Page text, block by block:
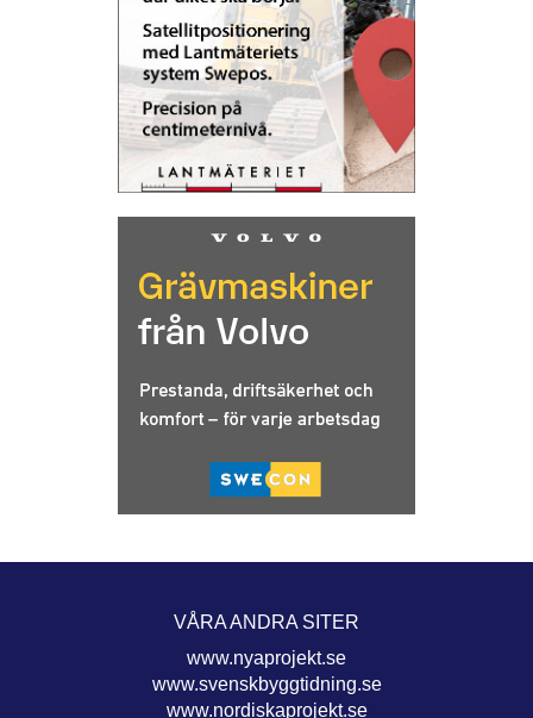
VÅRA ANDRA SITER
www.nyaprojekt.se
www.svenskbyggtidning.se
www.nordiskaprojekt.se